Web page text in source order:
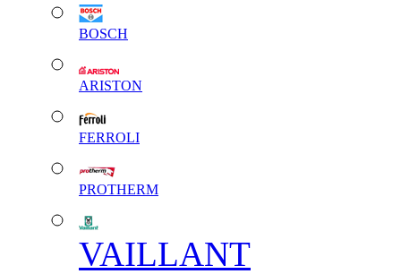
BOSCH
ARISTON
FERROLI
PROTHERM
VAILLANT